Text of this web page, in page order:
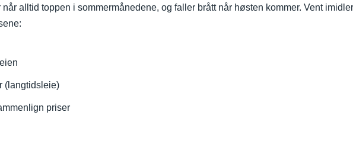
alltid toppen i sommermånedene, og faller brått når høsten kommer. Vent
(langtidsleie)
priser